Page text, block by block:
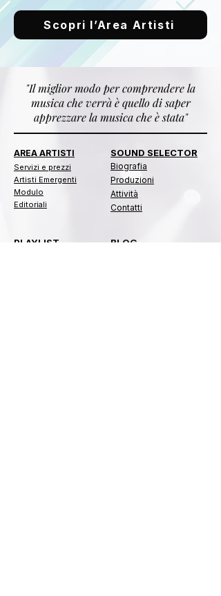
Scopri l’Area Artisti
"Il miglior modo per comprendere la
musica che verrà è quello di saper
apprezzare la musica che è stata"
AREA ARTISTI
​​Servizi e prezzi
Artisti Emergenti
Modulo
Editoriali
SOUND SELECTOR
Biografia
Produzioni
Attività
Contatti
PLAYLIST BLOG